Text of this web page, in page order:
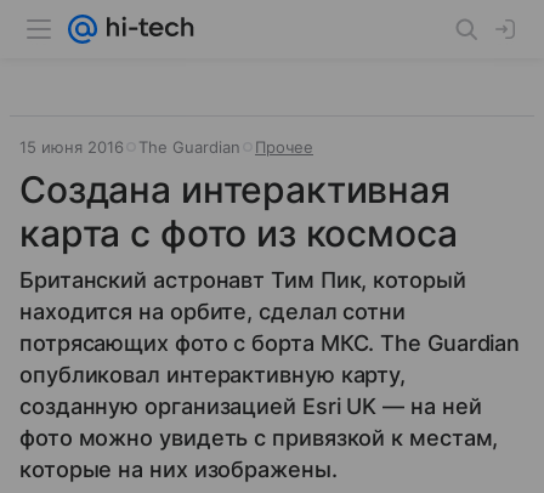
15 июня 2016 The Guardian Прочее
Создана интерактивная
карта с фото из космоса
Британский астронавт Тим Пик, который
находится на орбите, сделал сотни
потрясающих фото с борта МКС. The Guardian
опубликовал интерактивную карту,
созданную организацией Esri UK — на ней
фото можно увидеть с привязкой к местам,
которые на них изображены.